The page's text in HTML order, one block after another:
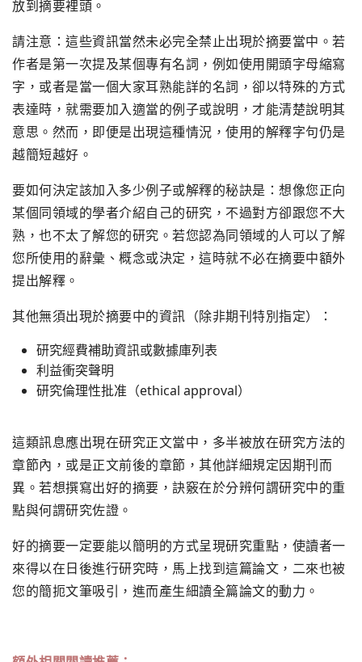
放到摘要裡頭。
請注意：這些資訊當然未必完全禁止出現於摘要當中。若
作者是第一次提及某個專有名詞，例如使用開頭字母縮寫
字，或者是當一個大家耳熟能詳的名詞，卻以特殊的方式
表達時，就需要加入適當的例子或說明，才能清楚說明其
意思。然而，即便是出現這種情況，使用的解釋字句仍是
越簡短越好。
要如何決定該加入多少例子或解釋的秘訣是：想像您正向
某個同領域的學者介紹自己的研究，不過對方卻跟您不大
熟，也不太了解您的研究。若您認為同領域的人可以了解
您所使用的辭彙、概念或決定，這時就不必在摘要中額外
提出解釋。
其他無須出現於摘要中的資訊（除非期刊特別指定）：
研究經費補助資訊或數據庫列表
利益衝突聲明
研究倫理性批准（ethical approval）
這類訊息應出現在研究正文當中，多半被放在研究方法的
章節內，或是正文前後的章節，其他詳細規定因期刊而
異。若想撰寫出好的摘要，訣竅在於分辨何謂研究中的重
點與何謂研究佐證。
好的摘要一定要能以簡明的方式呈現研究重點，使讀者一
來得以在日後進行研究時，馬上找到這篇論文，二來也被
您的簡扼文筆吸引，進而產生細讀全篇論文的動力。